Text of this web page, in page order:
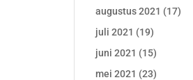
augustus 2021 (17)
juli 2021 (19)
juni 2021 (15)
mei 2021 (23)